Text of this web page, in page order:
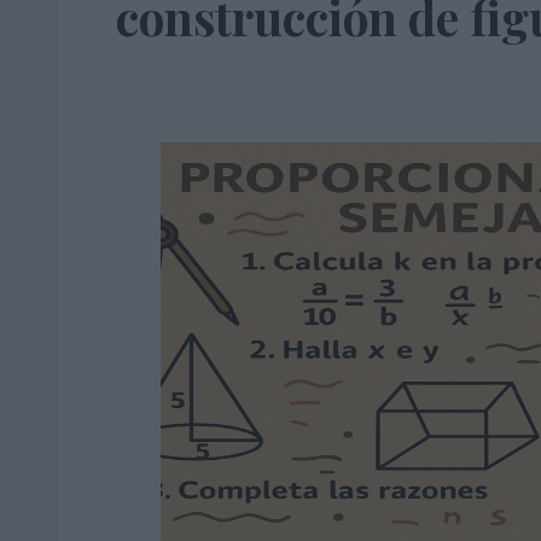
construcción de